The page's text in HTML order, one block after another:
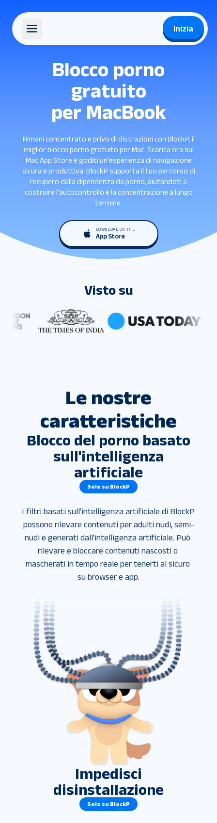
Inizia
Blocco porno
gratuito
per MacBook
Rimani concentrato e privo di distrazioni con BlockP, il
miglior blocco porno gratuito per Mac. Scarica ora sul
Mac App Store e goditi un'esperienza di navigazione
sicura e produttiva. BlockP supporta il tuo percorso di
recupero dalla dipendenza da porno, aiutandoti a
costruire l'autocontrollo e la concentrazione a lungo
termine.
DOWNLOAD ON THE
App Store
Visto su
Le nostre
caratteristiche
Blocco del porno basato
sull'intelligenza
artificiale
Solo su BlockP
I filtri basati sull'intelligenza artificiale di BlockP
possono rilevare contenuti per adulti nudi, semi-
nudi e generati dall'intelligenza artificiale. Può
rilevare e bloccare contenuti nascosti o
mascherati in tempo reale per tenerti al sicuro
su browser e app.
Impedisci
disinstallazione
Solo su BlockP